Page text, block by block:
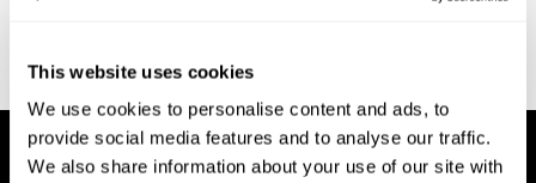
This website uses cookies
We use cookies to personalise content and ads, to
provide social media features and to analyse our traffic.
We also share information about your use of our site with